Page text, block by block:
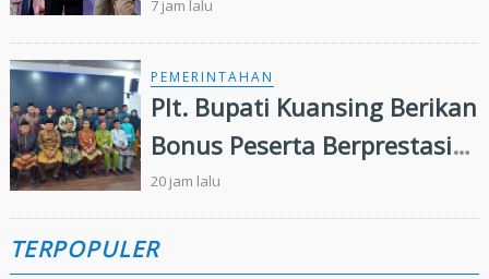
Modal Usaha
7 jam lalu
PEMERINTAHAN
Plt. Bupati Kuansing Berikan
Bonus Peserta Berprestasi
MTQ ke 44 Tingkat Provinsi
Riau
20 jam lalu
TERPOPULER